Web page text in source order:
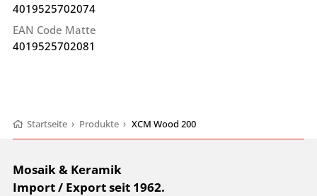
4019525702074
EAN Code Matte
4019525702081
Startseite › Produkte › XCM Wood 200
Mosaik & Keramik
Import / Export seit 1962.